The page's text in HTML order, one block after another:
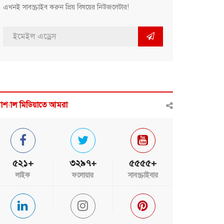
এখনই সাবস্ক্রাইব করুন প্রিয় বিষয়ের নিউজলেটার!
মিডিয়াতে আমরা
৫২১+
লাইক
৩২৯৭+
ফলোয়ার
৫৫৫৫+
সাবস্ক্রাইবার